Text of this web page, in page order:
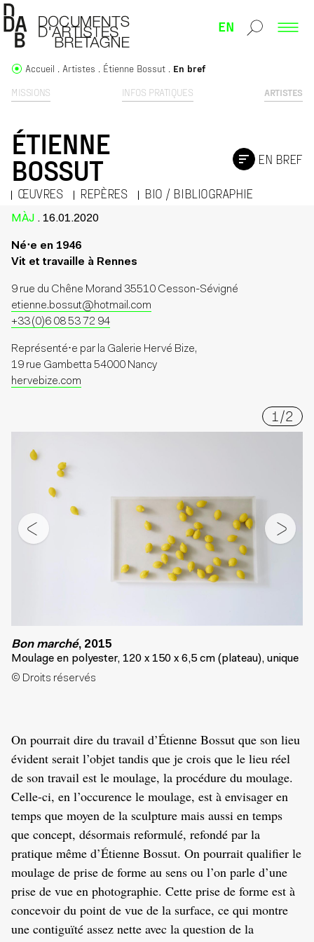
EN
MISSIONS INFOS PRATIQUES ARTISTES
Accueil Artistes Étienne Bossut En bref
ÉTIENNE
BOSSUT
ŒUVRES REPÈRES BIO / BIBLIOGRAPHIE
EN BREF
MÀJ . 16.01.2020
Né⋅e en 1946
Vit et travaille à Rennes
9 rue du Chêne Morand 35510 Cesson-Sévigné
etienne.bossut@hotmail.com
+33 (0)6 08 53 72 94
Représenté⋅e par la Galerie Hervé Bize,
19 rue Gambetta 54000 Nancy
hervebize.com
1 /2
Bon marché, 2015
Moulage en polyester, 120 x 150 x 6,5 cm (plateau), unique
© Droits réservés
On pourrait dire du travail d’Étienne Bossut que son lieu
évident serait l’objet tandis que je crois que le lieu réel
de son travail est le moulage, la procédure du moulage.
Celle-ci, en l’occurence le moulage, est à envisager en
temps que moyen de la sculpture mais aussi en temps
que concept, désormais reformulé, refondé par la
pratique même d’Étienne Bossut. On pourrait qualifier le
moulage de prise de forme au sens ou l’on parle d’une
prise de vue en photographie. Cette prise de forme est à
concevoir du point de vue de la surface, ce qui montre
une contiguïté assez nette avec la question de la